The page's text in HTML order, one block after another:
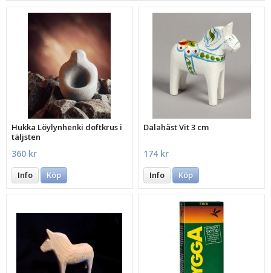
Hukka Löylynhenki doftkrus i
täljsten
360 kr
Info Köp
Dalahäst Vit 3 cm
174 kr
Info Köp